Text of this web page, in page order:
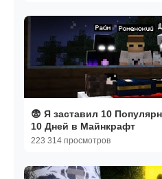
😨 Я заставил 10
10 Дней в Майнкрафт
223 314 просмотров